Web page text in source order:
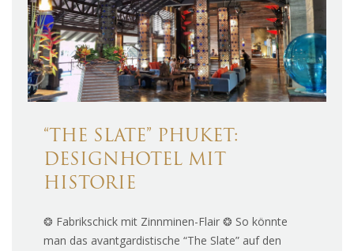
“THE SLATE” PHUKET:
DESIGNHOTEL MIT
HISTORIE
❂ Fabrikschick mit Zinnminen-Flair ❂ So könnte
man das avantgardistische “The Slate” auf den